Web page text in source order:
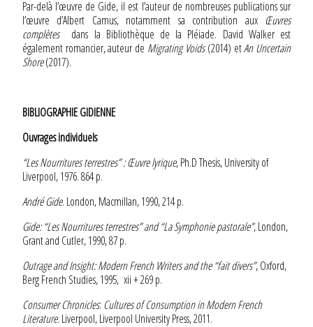
Par-delà l’œuvre de Gide, il est l’auteur de nombreuses publications sur
l’œuvre d’Albert Camus, notamment sa contribution aux Œuvres
complètes
dans la Bibliothèque de la Pléiade. David Walker est
également romancier, auteur de Migrating Voids(2014) etAn Uncertain
Shore(2017).
BIBLIOGRAPHIE GIDIENNE
Ouvrages individuels
“Les Nourritures terrestres” : Œuvre lyrique, Ph.D Thesis, University of
Liverpool, 1976. 864 p.
André Gide. London, Macmillan, 1990, 214 p.
Gide: “Les Nourritures terrestres” and “La Symphonie pastorale”, London,
Grant and Cutler, 1990, 87 p.
Outrage and Insight: Modern French Writers and the “fait divers”, Oxford,
Berg French Studies, 1995, xii + 269 p.
Consumer Chronicles: Cultures of Consumption in Modern French
Literature. Liverpool, Liverpool University Press, 2011.